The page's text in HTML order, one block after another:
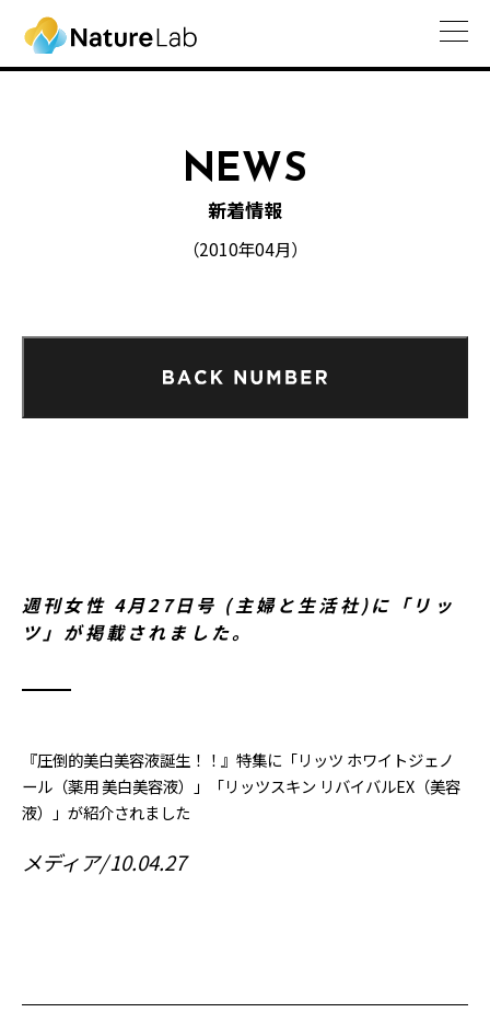
NEWS
新着情報
（2010年04月）
週刊女性 4月27日号 (主婦と生活社)に「リッ
ツ」が掲載されました。
『圧倒的美白美容液誕生！！』特集に「リッツ ホワイトジェノ
ール（薬用 美白美容液）」「リッツスキン リバイバルEX（美容
液）」が紹介されました
メディア 10.04.27